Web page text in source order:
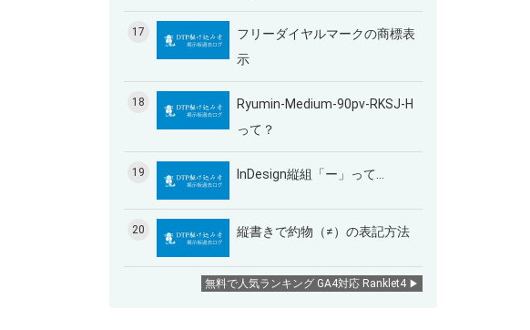
17
フリーダイヤルマークの商標表
示
18
Ryumin-Medium-90pv-RKSJ-H
って？
19 InDesign縦組「ー」って…
20 縦書きで約物（≠）の表記方法
無料で人気ランキング GA4対応 Ranklet4